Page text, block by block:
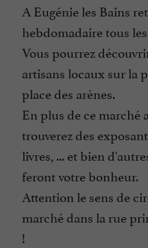
A Eugénie les Bains
hebdomadaire tous
Vous pourrez
artisans locaux sur la
place des arènes.
En plus de ce marché
trouverez des
livres, ... et bien
feront votre bonheur.
Attention le sens de
marché dans la rue
!